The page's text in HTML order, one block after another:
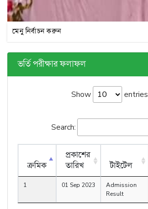
মেনু নির্বাচন করুন
ভর্তি পরীক্ষার ফলাফল
Show entries
Search:
ক্রমিক
প্রকাশের
তারিখ
টাইটেল
1 01 Sep 2023
Admission
Result